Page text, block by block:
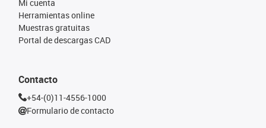
Mi cuenta
Herramientas online
Muestras gratuitas
Portal de descargas CAD
Contacto
+54-(0)11-4556-1000
Formulario de contacto